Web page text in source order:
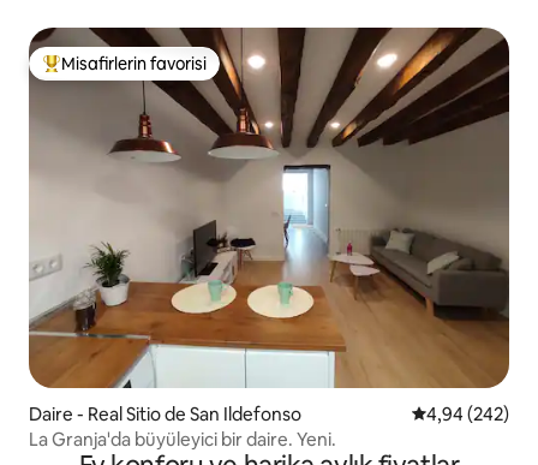
Misafirlerin favorilerinden en beğenilenler arasında
Misafirlerin favorisi
Daire - Real Sitio de San Ildefonso 5 üzerinden
4,94 (242)
La Granja'da büyüleyici bir daire. Yeni.